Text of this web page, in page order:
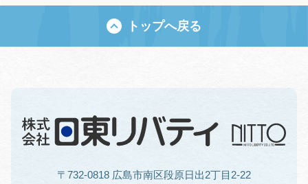
トップへ戻る
〒732-0818 広島市南区段原日出2丁目2-22